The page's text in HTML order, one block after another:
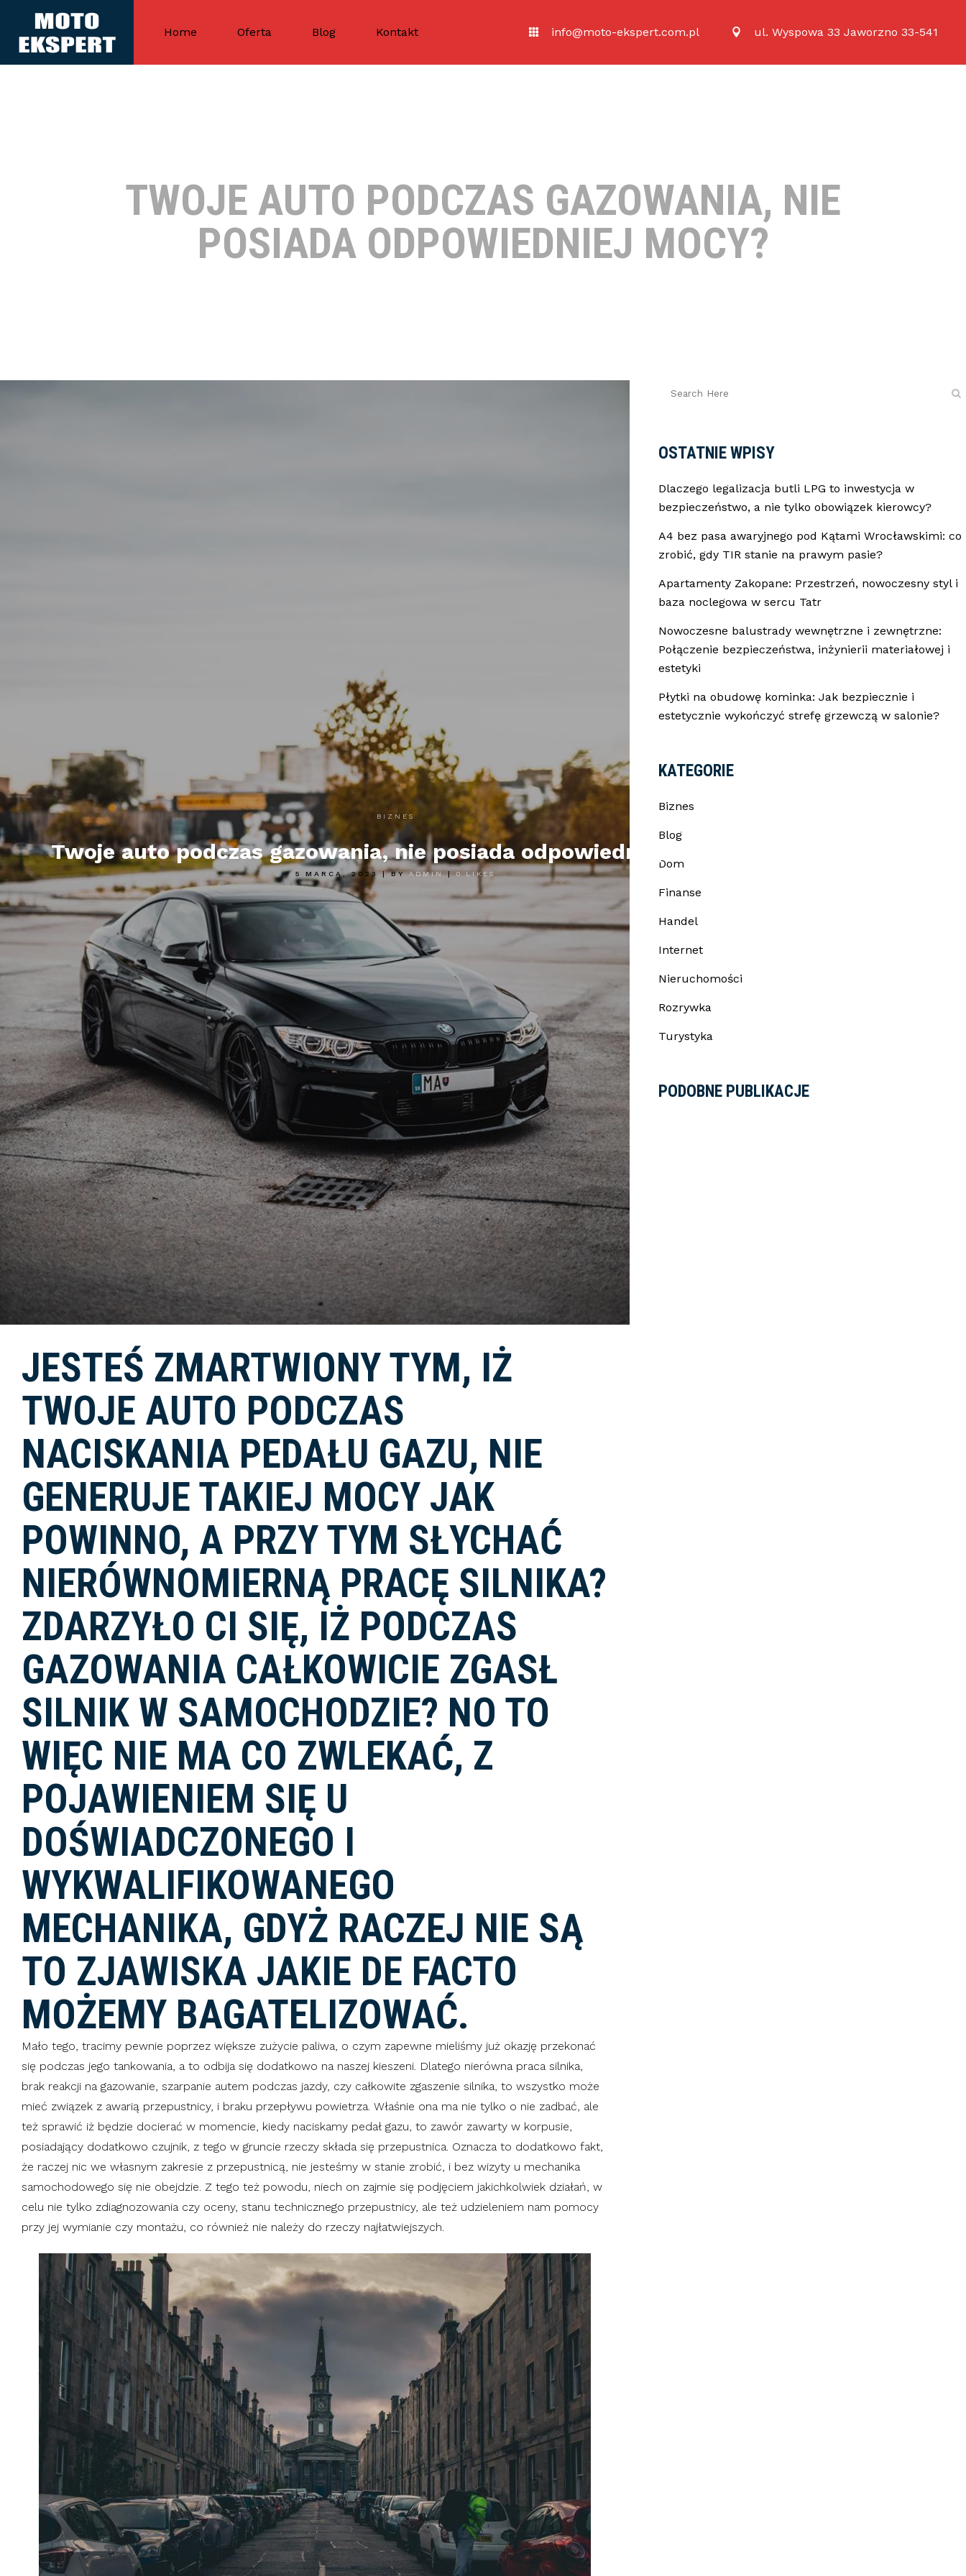
info@moto-ekspert.com.pl ul. Wyspowa 33 Jaworzno 33-541
Home Oferta Blog Kontakt
TWOJE AUTO PODCZAS GAZOWANIA, NIE
POSIADA ODPOWIEDNIEJ MOCY?
BIZNES
Twoje auto podczas gazowania, nie posiada odpowiedniej mocy?
5 MARCA, 2023| BYADMIN | 0 LIKES
JESTEŚ ZMARTWIONY TYM, IŻ
TWOJE AUTO PODCZAS
NACISKANIA PEDAŁU GAZU, NIE
GENERUJE TAKIEJ MOCY JAK
POWINNO, A PRZY TYM SŁYCHAĆ
NIERÓWNOMIERNĄ PRACĘ SILNIKA?
ZDARZYŁO CI SIĘ, IŻ PODCZAS
GAZOWANIA CAŁKOWICIE ZGASŁ
SILNIK W SAMOCHODZIE? NO TO
WIĘC NIE MA CO ZWLEKAĆ, Z
POJAWIENIEM SIĘ U
DOŚWIADCZONEGO I
WYKWALIFIKOWANEGO
MECHANIKA, GDYŻ RACZEJ NIE SĄ
TO ZJAWISKA JAKIE DE FACTO
MOŻEMY BAGATELIZOWAĆ.
Mało tego, tracimy pewnie poprzez większe zużycie paliwa, o czym zapewne mieliśmy już okazję przekonać
się podczas jego tankowania, a to odbija się dodatkowo na naszej kieszeni. Dlatego nierówna praca silnika,
brak reakcji na gazowanie, szarpanie autem podczas jazdy, czy całkowite zgaszenie silnika, to wszystko może
mieć związek z awarią przepustnicy, i braku przepływu powietrza. Właśnie ona ma nie tylko o nie zadbać, ale
też sprawić iż będzie docierać w momencie, kiedy naciskamy pedał gazu, to zawór zawarty w korpusie,
posiadający dodatkowo czujnik, z tego w gruncie rzeczy składa się przepustnica. Oznacza to dodatkowo fakt,
że raczej nic we własnym zakresie z przepustnicą, nie jesteśmy w stanie zrobić, i bez wizyty u mechanika
samochodowego się nie obejdzie. Z tego też powodu, niech on zajmie się podjęciem jakichkolwiek działań, w
celu nie tylko zdiagnozowania czy oceny, stanu technicznego przepustnicy, ale też udzieleniem nam pomocy
przy jej wymianie czy montażu, co również nie należy do rzeczy najłatwiejszych.
OSTATNIE WPISY
Dlaczego legalizacja butli LPG to inwestycja w
bezpieczeństwo, a nie tylko obowiązek kierowcy?
A4 bez pasa awaryjnego pod Kątami Wrocławskimi: co
zrobić, gdy TIR stanie na prawym pasie?
Apartamenty Zakopane: Przestrzeń, nowoczesny styl i
baza noclegowa w sercu Tatr
Nowoczesne balustrady wewnętrzne i zewnętrzne:
Połączenie bezpieczeństwa, inżynierii materiałowej i
estetyki
Płytki na obudowę kominka: Jak bezpiecznie i
estetycznie wykończyć strefę grzewczą w salonie?
KATEGORIE
Biznes
Blog
Dom
Finanse
Handel
Internet
Nieruchomości
Rozrywka
Turystyka
PODOBNE PUBLIKACJE